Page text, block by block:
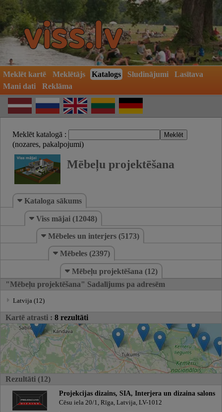
Meklēt kartē Meklētājs Katalogs Sludinājumi
Lasītava
Mani dati
Reklāma
Meklēt katalogā :
(nozares, pakalpojumi)
Mēbeļu projektēšana
Kataloga sākums
Viss mājai (12048)
Mēbeles un interjers (5173)
Mēbeles (2397)
Mēbeļu projektēšana (12)
"Mēbeļu projektēšana" Sadalījums pa adresēm
Latvija (12)
Kartē atrasti : 8 rezultāti
Rezultāti (12)
Projekcijas dizains, SIA, Interjera un dizaina salons
Cēsu iela 20/1, Rīga, Latvija, LV-1012